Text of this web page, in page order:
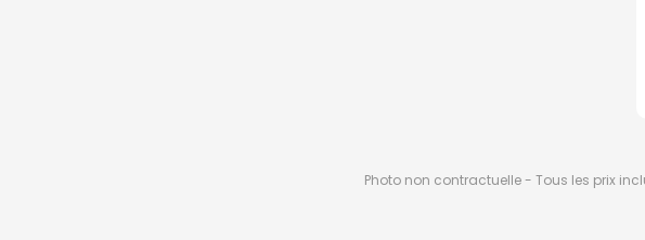
Photo non contractuelle - Tous les prix